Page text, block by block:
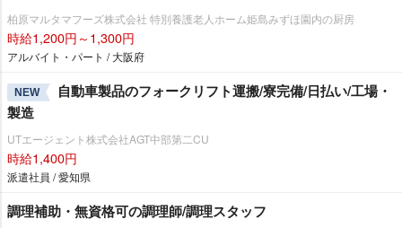
柏原マルタマフーズ株式会社 特別養護老人ホーム姫島みずほ園内の厨房
時給1,200円～1,300円
アルバイト・パート / 大阪府
NEW
自動車製品のフォークリフト運搬/寮完備/日払い/工場・
製造
UTエージェント株式会社AGT中部第二CU
時給1,400円
派遣社員 / 愛知県
調理補助・無資格可の調理師/調理スタッフ